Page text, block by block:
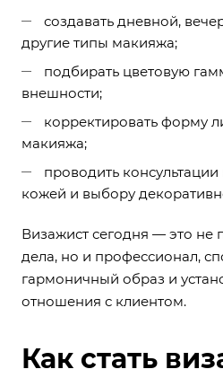
создавать дневной,
другие типы макияжа;
подбирать цветовую
внешности;
корректировать форму
макияжа;
проводить
кожей и выбору
Визажист сегодня — это не
дела, но и профессионал,
гармоничный образ и
отношения с клиентом.
Как стать